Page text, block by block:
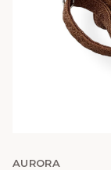
AURORA